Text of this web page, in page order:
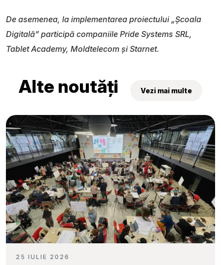
De asemenea, la implementarea proiectului „Școala
Digitală” participă companiile Pride Systems SRL,
Tablet Academy, Moldtelecom și Starnet.
Alte noutăți Vezi mai multe
25 IULIE 2026